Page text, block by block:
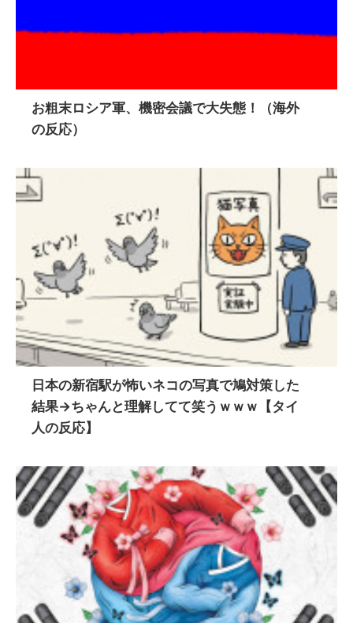
お粗末ロシア軍、機密会議で大失態！（海外
の反応）
日本の新宿駅が怖いネコの写真で鳩対策した
結果→ちゃんと理解してて笑うｗｗｗ【タイ
人の反応】